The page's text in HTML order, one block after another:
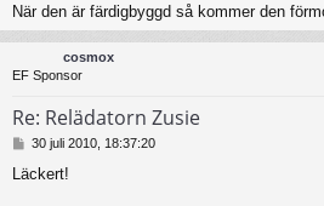
När den är färdigbyggd så kommer den
cosmox
EF Sponsor
Re: Relädatorn Zusie
l
30 juli 2010, 18:37:20
Läckert!